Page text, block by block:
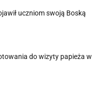
uczniom swoją Boską
do wizyty papieża w